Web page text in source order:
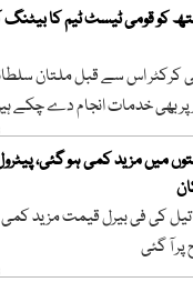
کو قومی ٹیسٹ ٹیم کا بیٹنگ
کرکٹر اس سے قبل ملتان
بھی خدمات انجام دے چکے
میں مزید کمی ہو گئی،
آ گئی